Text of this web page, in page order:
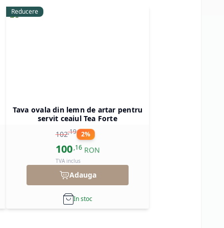
Reducere
Tava ovala din lemn de artar pentru
servit ceaiul Tea Forte
102,19 2%
100 ,16 RON
TVA inclus
Adauga
In stoc